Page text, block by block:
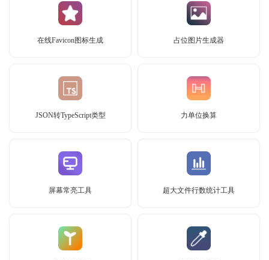
在线Favicon图标生成 占位图片生成器
JSON转TypeScript类型 力单位换算
屏幕常亮工具 超大文件行数统计工具